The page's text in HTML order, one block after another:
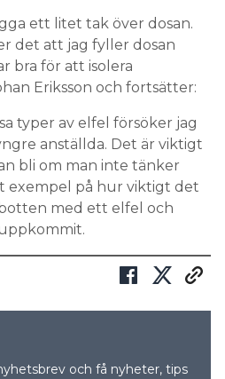
ett litet tak över dosan.
det att jag fyller dosan
bra för att isolera
Eriksson och fortsätter:
typer av elfel försöker jag
anställda. Det är viktigt
bli om man inte tänker
exempel på hur viktigt det
med ett elfel och
och få nyheter, tips